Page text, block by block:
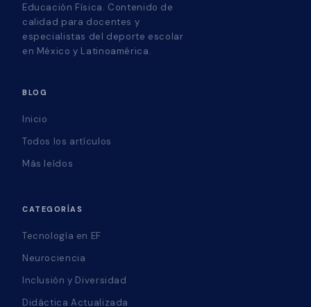
Educación Física. Contenido de
calidad para docentes y
especialistas del deporte escolar
en México y Latinoamérica.
BLOG
Inicio
Todos los artículos
Más leídos
CATEGORÍAS
Tecnología en EF
Neurociencia
Inclusión y Diversidad
Didáctica Actualizada